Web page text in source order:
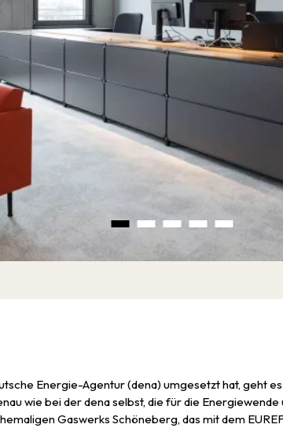
Energie-Agentur (dena) umgesetzt hat, geht
wie bei der dena selbst, die für die
Gaswerks Schöneberg, das mit dem